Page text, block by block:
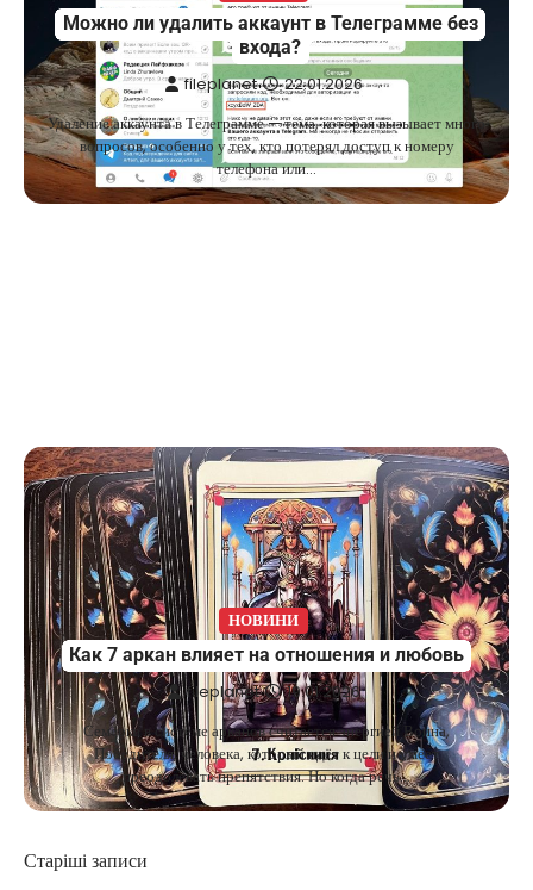
Можно ли удалить аккаунт в Телеграмме без
входа?
fileplanet 22.01.2026
Удаление аккаунта в Телеграмме — тема, которая вызывает много
вопросов, особенно у тех, кто потерял доступ к номеру
телефона или…
НОВИНИ
Как 7 аркан влияет на отношения и любовь
fileplanet 19.01.2026
Семёрка в системе арканов считается энергией Воина,
Победителя, человека, который идёт к цели и умеет
преодолевать препятствия. Но когда речь…
Навігація
Старіші записи